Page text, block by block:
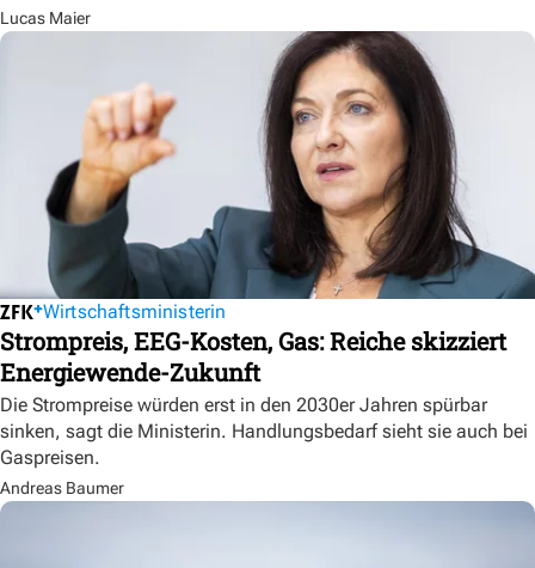
Lucas Maier
Wirtschaftsministerin
Strompreis, EEG-Kosten, Gas: Reiche skizziert
Energiewende-Zukunft
Die Strompreise würden erst in den 2030er Jahren spürbar
sinken, sagt die Ministerin. Handlungsbedarf sieht sie auch bei
Gaspreisen.
Andreas Baumer